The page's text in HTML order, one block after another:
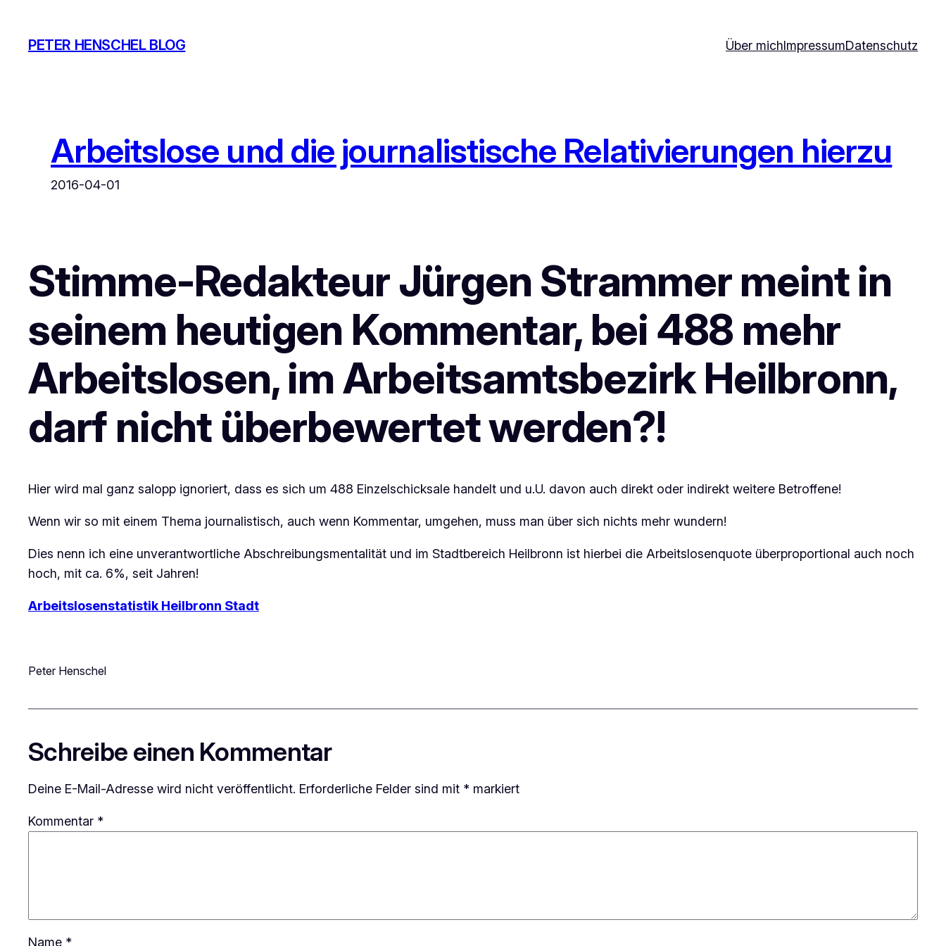
springen
PETER HENSCHEL BLOG Über michImpressumDatenschutz
Arbeitslose und die journalistische Relativierungen hierzu
2016-04-01
Stimme-Redakteur Jürgen Strammer meint in
seinem heutigen Kommentar, bei 488 mehr
Arbeitslosen, im Arbeitsamtsbezirk Heilbronn,
darf nicht überbewertet werden?!
Hier wird mal ganz salopp ignoriert, dass es sich um 488 Einzelschicksale handelt und u.U. davon auch direkt oder indirekt weitere Betroffene!
Wenn wir so mit einem Thema journalistisch, auch wenn Kommentar, umgehen, muss man über sich nichts mehr wundern!
Dies nenn ich eine unverantwortliche Abschreibungsmentalität und im Stadtbereich Heilbronn ist hierbei die Arbeitslosenquote überproportional auch noch
hoch, mit ca. 6%, seit Jahren!
Arbeitslosenstatistik Heilbronn Stadt
Peter Henschel
Schreibe einen Kommentar
Deine E-Mail-Adresse wird nicht veröffentlicht. Erforderliche Felder sind mit * markiert
Kommentar *
Name *